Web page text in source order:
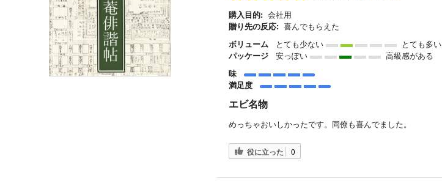
購入目的: 会社用
贈り先の反応: 喜んでもらえた
ボリューム
とても少ない
とても多い
パッケージ
安っぽい
高級感がある
味
満足度
エビ名物
めっちゃおいしかったです。同僚も喜んでました。
役に立った 0